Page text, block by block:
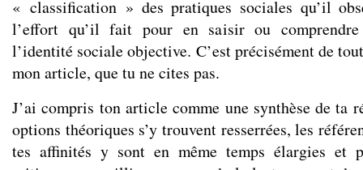
« classification » des pratiques sociales qu’il
l’effort qu’il fait pour en saisir ou comprendre
l’identité sociale objective. C’est précisément de
mon article, que tu ne cites pas.
J’ai compris ton article comme une synthèse de ta
options théoriques s’y trouvent resserrées, les
tes affinités y sont en même temps élargies et